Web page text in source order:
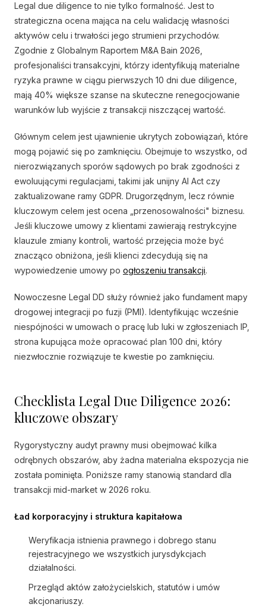
Legal due diligence to nie tylko formalność. Jest to
strategiczna ocena mająca na celu walidację własności
aktywów celu i trwałości jego strumieni przychodów.
Zgodnie z Globalnym Raportem M&A Bain 2026,
profesjonaliści transakcyjni, którzy identyfikują materialne
ryzyka prawne w ciągu pierwszych 10 dni due diligence,
mają 40% większe szanse na skuteczne renegocjowanie
warunków lub wyjście z transakcji niszczącej wartość.
Głównym celem jest ujawnienie ukrytych zobowiązań, które
mogą pojawić się po zamknięciu. Obejmuje to wszystko, od
nierozwiązanych sporów sądowych po brak zgodności z
ewoluującymi regulacjami, takimi jak unijny AI Act czy
zaktualizowane ramy GDPR. Drugorzędnym, lecz równie
kluczowym celem jest ocena „przenosowalności" biznesu.
Jeśli kluczowe umowy z klientami zawierają restrykcyjne
klauzule zmiany kontroli, wartość przejęcia może być
znacząco obniżona, jeśli klienci zdecydują się na
wypowiedzenie umowy po ogłoszeniu transakcji.
Nowoczesne Legal DD służy również jako fundament mapy
drogowej integracji po fuzji (PMI). Identyfikując wcześnie
niespójności w umowach o pracę lub luki w zgłoszeniach IP,
strona kupująca może opracować plan 100 dni, który
niezwłocznie rozwiązuje te kwestie po zamknięciu.
Checklista Legal Due Diligence 2026:
kluczowe obszary
Rygorystyczny audyt prawny musi obejmować kilka
odrębnych obszarów, aby żadna materialna ekspozycja nie
została pominięta. Poniższe ramy stanowią standard dla
transakcji mid-market w 2026 roku.
Ład korporacyjny i struktura kapitałowa
Weryfikacja istnienia prawnego i dobrego stanu
rejestracyjnego we wszystkich jurysdykcjach
działalności.
Przegląd aktów założycielskich, statutów i umów
akcjonariuszy.